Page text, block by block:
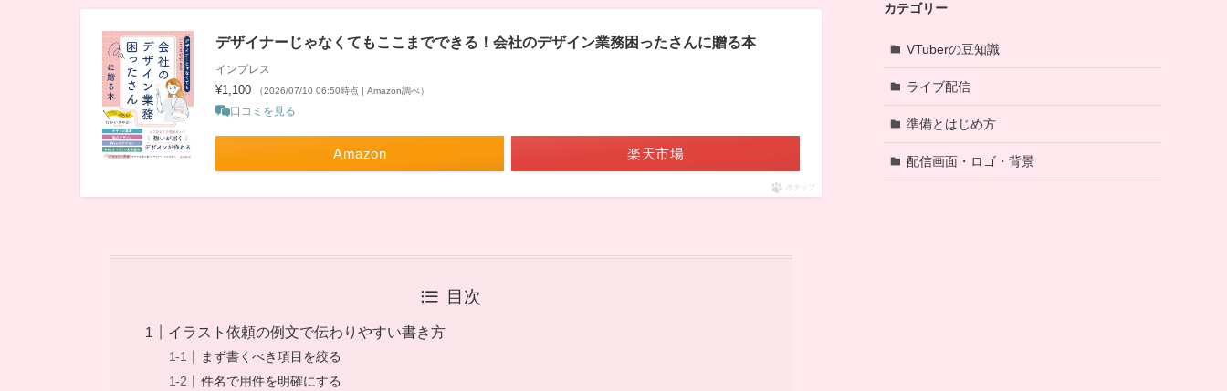
デザイナーじゃなくてもここまでできる！会社のデザイン業務困ったさんに贈る本
インプレス
¥1,100 （2026/07/10 06:50時点 | Amazon調べ）
口コミを見る
Amazon 楽天市場
ポチップ
目次
イラスト依頼の例文で伝わりやすい書き方
まず書くべき項目を絞る
件名で用件を明確にする
カテゴリー
VTuberの豆知識
ライブ配信
準備とはじめ方
配信画面・ロゴ・背景